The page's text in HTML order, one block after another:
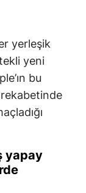
yerleşik
yeni
bu
yapay